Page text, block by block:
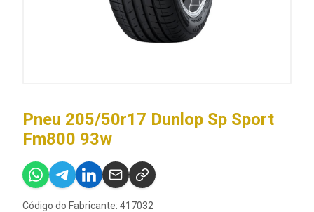
Pneu 205/50r17 Dunlop Sp Sport
Fm800 93w
Código do Fabricante: 417032